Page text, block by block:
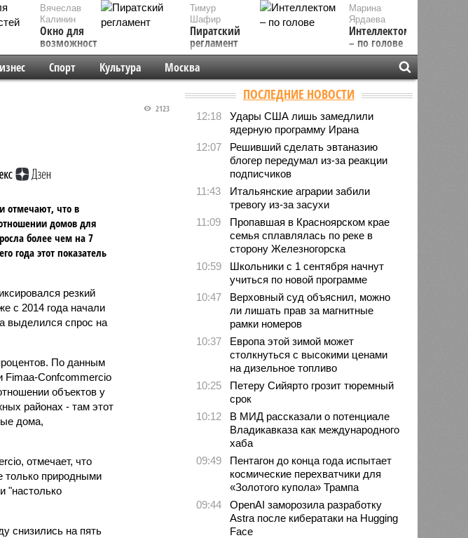
Вячеслав
Калинин
Окно для
возможностей
Марина
Ярдаева
Интеллектом
– по голове
Тимур
Шафир
Пиратский
регламент
Спорт Культура Москва
2123
отмечают, что в
домов для
более чем на 7
года этот показатель
резкий
с 2014 года начали
выделился спрос на
По данным
Fimaa-Confcommercio
объектов у
районах - там этот
дома,
отмечает, что
только природными
"настолько
снизились на пять
ПОСЛЕДНИЕ НОВОСТИ
12:18
Удары США лишь замедлили
ядерную программу Ирана
12:07
Решивший сделать эвтаназию
блогер передумал из-за реакции
подписчиков
11:43
Итальянские аграрии забили
тревогу из-за засухи
11:09
Пропавшая в Красноярском крае
семья сплавлялась по реке в
сторону Железногорска
10:59
Школьники с 1 сентября начнут
учиться по новой программе
10:47
Верховный суд объяснил, можно
ли лишать прав за магнитные
рамки номеров
10:37
Европа этой зимой может
столкнуться с высокими ценами
на дизельное топливо
10:25
Петеру Сийярто грозит тюремный
срок
10:12
В МИД рассказали о потенциале
Владикавказа как международного
хаба
09:49
Пентагон до конца года испытает
космические перехватчики для
«Золотого купола» Трампа
09:44
OpenAI заморозила разработку
Astra после кибератаки на Hugging
Face